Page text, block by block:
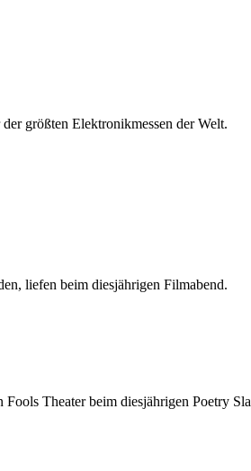
größten Elektronikmessen der Welt.
liefen beim diesjährigen Filmabend.
Theater beim diesjährigen Poetry